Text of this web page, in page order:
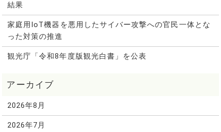
結果
家庭用IoT機器を悪用したサイバー攻撃への官民一体とな
った対策の推進
観光庁「令和8年度版観光白書」を公表
2026年8月
2026年7月